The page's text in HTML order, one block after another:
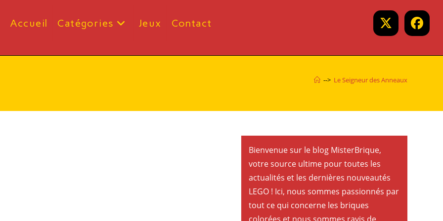
Accueil Catégories Jeux Contact
--> Le Seigneur des Anneaux
Bienvenue sur le blog MisterBrique,
votre source ultime pour toutes les
actualités et les dernières nouveautés
LEGO ! Ici, nous sommes passionnés par
tout ce qui concerne les briques